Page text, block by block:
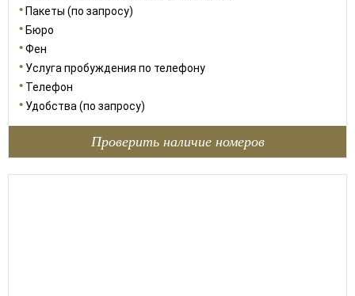
Пакеты (по запросу)
Бюро
Фен
Услуга пробуждения по телефону
Телефон
Удобства (по запросу)
Проверить наличие номеров